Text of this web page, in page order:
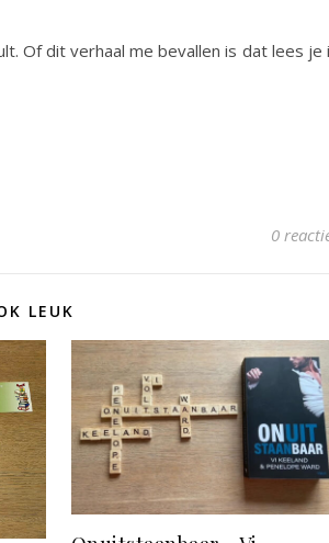
Of dit verhaal me bevallen is dat lees je
0
LEUK